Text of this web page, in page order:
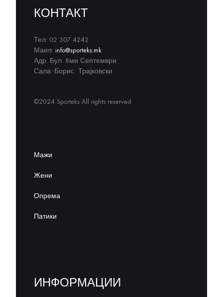
КОНТАКТ
Тел: 02 307 4242
Маил: info@sporteks.mk
Адр: Бул. 8ми Септември
Сала: Борис Трајковски
©2024 Sporteks All rights reserved
Мажи
Жени
Опрема
Патики
ИНФОРМАЦИИ